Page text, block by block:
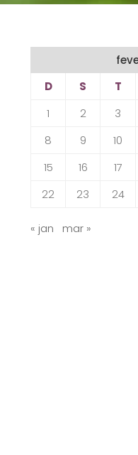
D
S T
1
2 3
8
9 10
15
16 17
22
23 24
« jan mar »